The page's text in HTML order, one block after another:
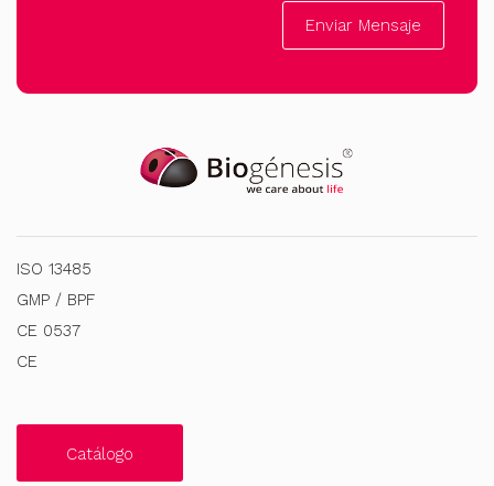
Enviar Mensaje
ISO 13485
GMP / BPF
CE 0537
CE
Catálogo